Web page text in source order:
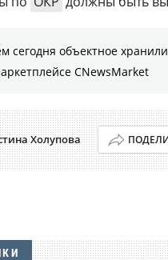
сегодня объектное
CNewsMarket
Холупова